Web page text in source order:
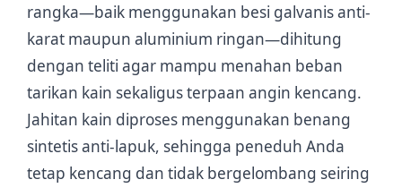
rangka—baik menggunakan besi galvanis anti-
karat maupun aluminium ringan—dihitung
dengan teliti agar mampu menahan beban
tarikan kain sekaligus terpaan angin kencang.
Jahitan kain diproses menggunakan benang
sintetis anti-lapuk, sehingga peneduh Anda
tetap kencang dan tidak bergelombang seiring